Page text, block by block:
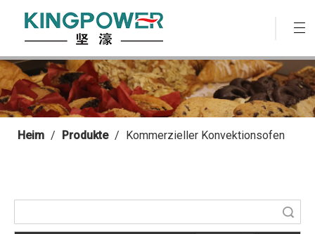
Heim / Produkte / Kommerzieller Konvektionsofen